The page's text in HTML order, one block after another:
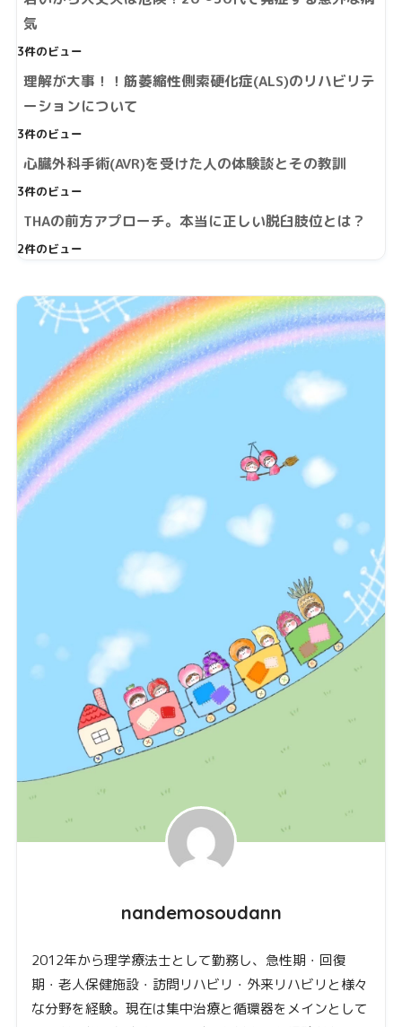
気
3件のビュー
理解が大事！！筋萎縮性側索硬化症(ALS)のリハビリテ
ーションについて
3件のビュー
心臓外科手術(AVR)を受けた人の体験談とその教訓
3件のビュー
THAの前方アプローチ。本当に正しい脱臼肢位とは？
2件のビュー
nandemosoudann
2012年から理学療法士として勤務し、急性期・回復
期・老人保健施設・訪問リハビリ・外来リハビリと様々
な分野を経験。現在は集中治療と循環器をメインとして